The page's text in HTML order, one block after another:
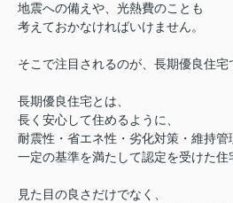
地震への備えや、 光熱費のことも
考えておかなければいけません。
そこで注目されるのが、 長期優良住宅
長期優良住宅とは、
長く安心して住めるように、
耐震性・省エネ性・劣化対策・維持管
一定の基準を満たして認定を受けた住
見た目の良さだけでなく、